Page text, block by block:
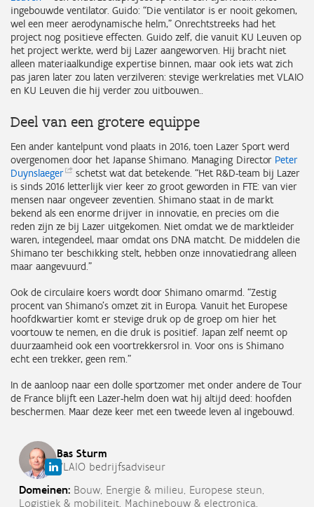
ingebouwde ventilator. Guido: “Die ventilator is er nooit gekomen,
wel een meer aerodynamische helm," Onrechtstreeks had het
project nog positieve effecten. Guido zelf, die vanuit KU Leuven op
het project werkte, werd bij Lazer aangeworven. Hij bracht niet
alleen materiaalkundige expertise binnen, maar ook iets wat zich
pas jaren later zou laten verzilveren: stevige werkrelaties met VLAIO
en KU Leuven die hij verder zou uitbouwen..
Deel van een grotere equippe
Een ander kantelpunt vond plaats in 2016, toen Lazer Sport werd
overgenomen door het Japanse Shimano. Managing Director Peter
Duynslaeger
schetst wat dat betekende. “Het R&D-team bij Lazer
is sinds 2016 letterlijk vier keer zo groot geworden in FTE: van vier
mensen naar ongeveer zeventien. Shimano staat in de markt
bekend als een enorme drijver in innovatie, en precies om die
reden zijn ze bij Lazer uitgekomen. Niet omdat we de marktleider
waren, integendeel, maar omdat ons DNA matcht. De middelen die
Shimano ter beschikking stelt, hebben onze innovatiedrang alleen
maar aangevuurd.”
Ook de circulaire koers wordt door Shimano omarmd. “Zestig
procent van Shimano’s omzet zit in Europa. Vanuit het Europese
hoofdkwartier komt er stevige druk op de groep om hier het
voortouw te nemen, en die druk is positief. Japan zelf neemt op
duurzaamheid ook een voortrekkersrol in. Voor ons is Shimano
echt een trekker, geen rem.”
In de aanloop naar een dolle sportzomer met onder andere de Tour
de France blijft een Lazer-helm doen wat hij altijd deed: hoofden
beschermen. Maar deze keer met een tweede leven al ingebouwd.
Bas Sturm
VLAIO bedrijfsadviseur
Domeinen: Bouw, Energie & milieu, Europese steun,
Logistiek & mobiliteit, Machinebouw & electronica,